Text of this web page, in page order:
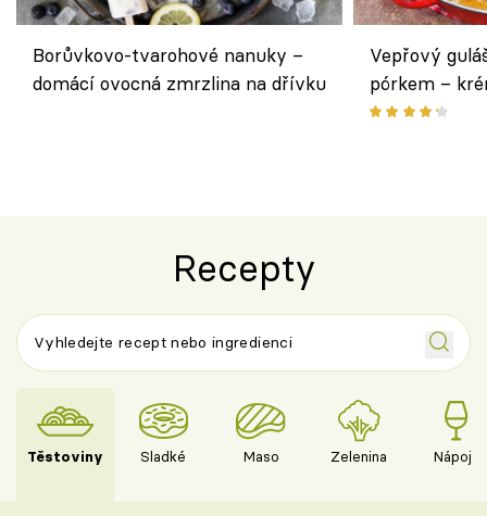
Borůvkovo-tvarohové nanuky –
domácí ovocná zmrzlina na dřívku
Vepřový
pórkem –
pokrm z
Recepty
Těstoviny Sladké Maso Zelenina Nápoje